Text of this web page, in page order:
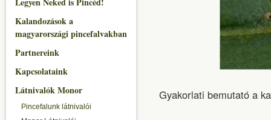
Kalandozások a
magyarországi pincefalvakban
Partnereink
Kapcsolataink
Látnivalók Monor
Pincefalunk látnivalói
Gyakorlati bemutató a